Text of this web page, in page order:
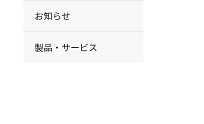
お知らせ
製品・サービス